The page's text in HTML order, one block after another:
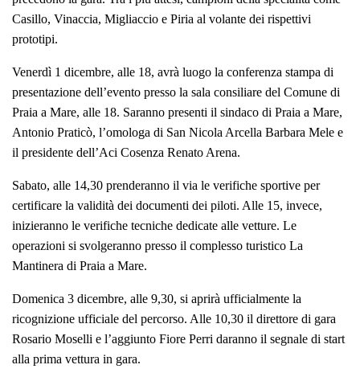
Casillo, Vinaccia, Migliaccio e Piria al volante dei rispettivi
prototipi.
Venerdì 1 dicembre, alle 18, avrà luogo la conferenza stampa di
presentazione dell’evento presso la sala consiliare del Comune di
Praia a Mare, alle 18. Saranno presenti il sindaco di Praia a Mare,
Antonio Praticò, l’omologa di San Nicola Arcella Barbara Mele e
il presidente dell’Aci Cosenza Renato Arena.
Sabato, alle 14,30 prenderanno il via le verifiche sportive per
certificare la validità dei documenti dei piloti. Alle 15, invece,
inizieranno le verifiche tecniche dedicate alle vetture. Le
operazioni si svolgeranno presso il complesso turistico La
Mantinera di Praia a Mare.
Domenica 3 dicembre, alle 9,30, si aprirà ufficialmente la
ricognizione ufficiale del percorso. Alle 10,30 il direttore di gara
Rosario Moselli e l’aggiunto Fiore Perri daranno il segnale di start
alla prima vettura in gara.